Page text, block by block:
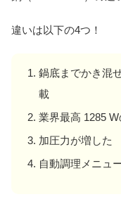
違いは以下の4つ！
鍋底までかき混
載
業界最高 1285
加圧力が増した
自動調理メニュ